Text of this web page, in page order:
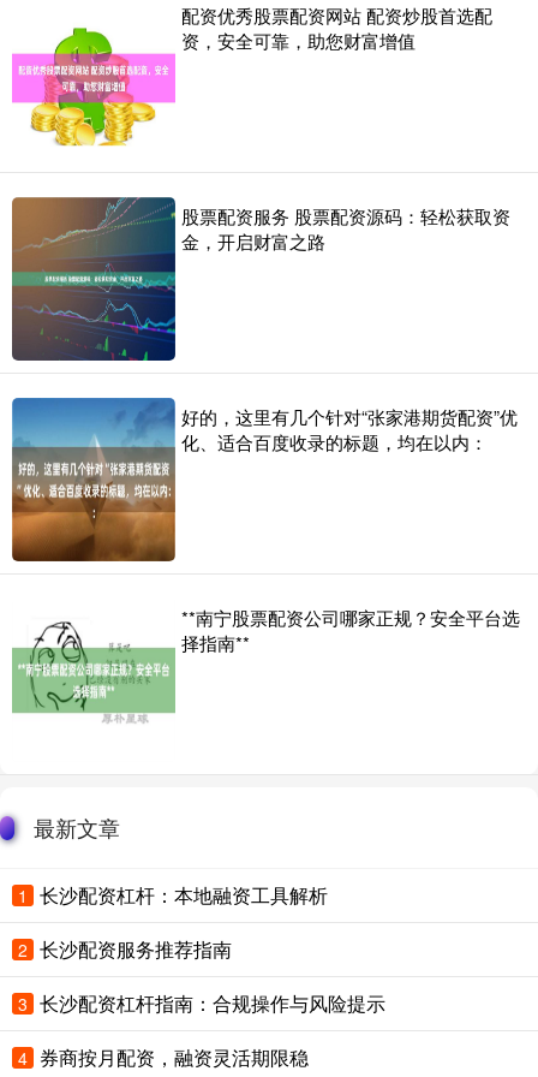
配资优秀股票配资网站 配资炒股首选配
资，安全可靠，助您财富增值
股票配资服务 股票配资源码：轻松获取资
金，开启财富之路
好的，这里有几个针对“张家港期货配资”优
化、适合百度收录的标题，均在以内：
**南宁股票配资公司哪家正规？安全平台选
择指南**
最新文章
1 长沙配资杠杆：本地融资工具解析
2 长沙配资服务推荐指南
3 长沙配资杠杆指南：合规操作与风险提示
4 券商按月配资，融资灵活期限稳